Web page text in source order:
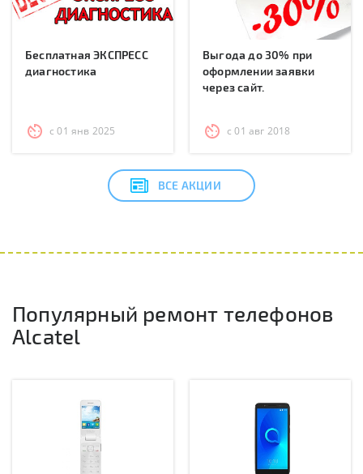
Бесплатная ЭКСПРЕСС
диагностика
с 01 янв 2025
Выгода до 30% при
оформлении заявки
через сайт.
с 01 авг 2018
ВСЕ АКЦИИ
Популярный ремонт телефонов
Alcatel